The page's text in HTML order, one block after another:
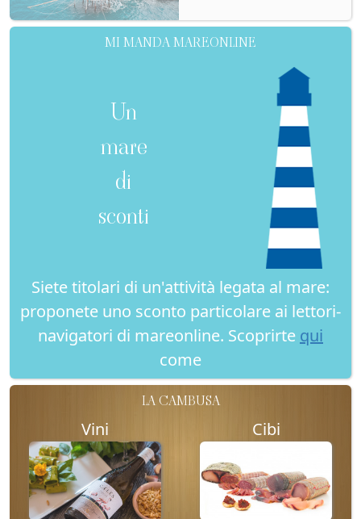
MI MANDA MAREONLINE
Un
mare
di
sconti
Siete titolari di un'attività legata al mare:
proponete uno sconto particolare ai lettori-
navigatori di mareonline. Scoprirte qui
come
LA CAMBUSA
Vini Cibi